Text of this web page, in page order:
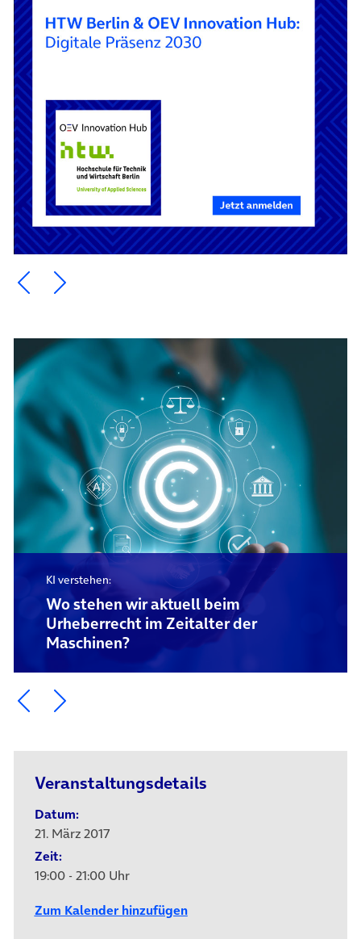
Ein Element zurück blättern
Ein Element weiter blättern
KI verstehen:
Wo stehen wir aktuell beim
Urheberrecht im Zeitalter der
Maschinen?
Ein Element zurück blättern
Ein Element weiter blättern
Veranstaltungsdetails
Datum:
21. März 2017
Zeit:
19:00 - 21:00 Uhr
Zum Kalender hinzufügen